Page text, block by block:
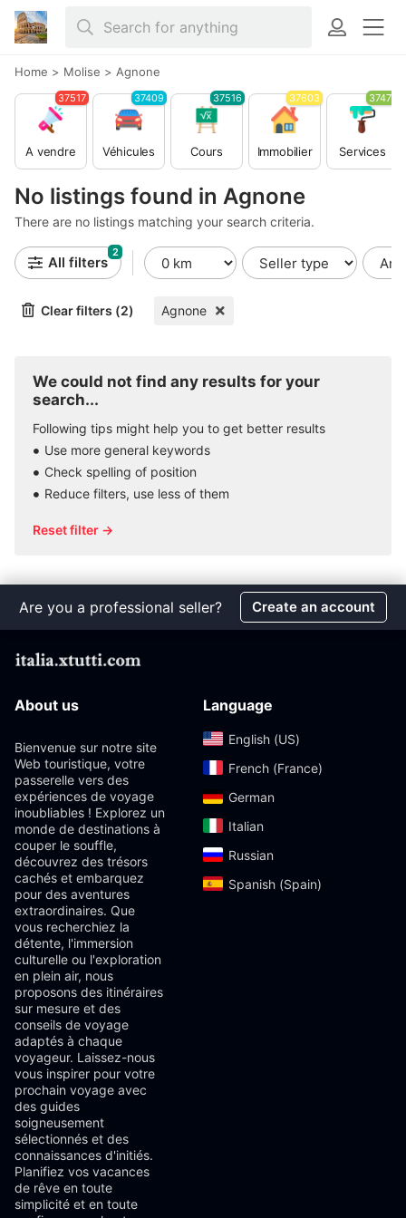
Home > Molise > Agnone
No listings found in Agnone
There are no listings matching your search criteria.
A vendre
37517
Véhicules
37409
Cours
37516
Immobilier
37603
Services
37479
All filters
2
Clear filters (2) Agnone
We could not find any results for your
search...
Following tips might help you to get better results
Use more general keywords
Check spelling of position
Reduce filters, use less of them
Reset filter →
Are you a professional seller? Create an account
About us
Bienvenue sur notre site
Web touristique, votre
passerelle vers des
expériences de voyage
inoubliables ! Explorez un
monde de destinations à
couper le souffle,
découvrez des trésors
cachés et embarquez
pour des aventures
extraordinaires. Que
vous recherchiez la
détente, l'immersion
culturelle ou l'exploration
en plein air, nous
proposons des itinéraires
sur mesure et des
conseils de voyage
adaptés à chaque
voyageur. Laissez-nous
vous inspirer pour votre
prochain voyage avec
des guides
soigneusement
sélectionnés et des
connaissances d'initiés.
Planifiez vos vacances
de rêve en toute
simplicité et en toute
Language
English (US)‎
French (France)‎
German‎
Italian‎
Russian‎
Spanish (Spain)‎